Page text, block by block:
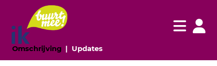
Omschrijving(huidige pagina)
Updates(huidige pagina)
Navigatie